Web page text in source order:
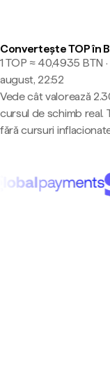
Convertește TOP în
1 TOP ≈ 40,4935 BTN
august, 22:52
Vede cât valorează
cursul de schimb real.
fără cursuri